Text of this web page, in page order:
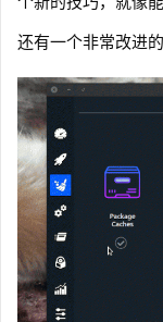
还有一个非常改进